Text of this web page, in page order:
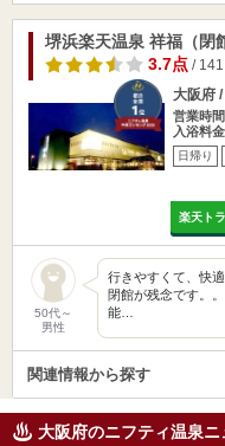
堺浜楽天温泉 祥福（閉
3.7点/ 141
大阪府
営業時間
入浴料
日帰り
楽天ト
50代～
男性
行きやすくて、快
閉館が残念です。
能…
関連情報から探す
大阪府のニフティ温泉ニ